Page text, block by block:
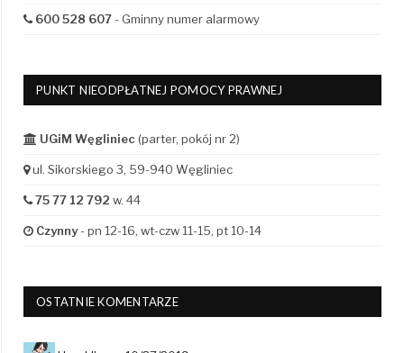
600 528 607- Gminny numer alarmowy
PUNKT NIEODPŁATNEJ POMOCY PRAWNEJ
UGiM Węgliniec (parter, pokój nr 2)
ul. Sikorskiego 3, 59-940 Węgliniec
75 77 12 792 w. 44
Czynny- pn 12-16, wt-czw 11-15, pt 10-14
OSTATNIE KOMENTARZE